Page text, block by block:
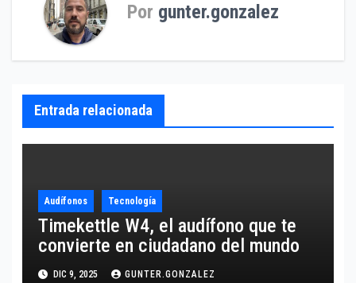
Por gunter.gonzalez
Entrada relacionada
Audífonos Tecnología
Timekettle W4, el audífono que te
convierte en ciudadano del mundo
DIC 9, 2025 GUNTER.GONZALEZ